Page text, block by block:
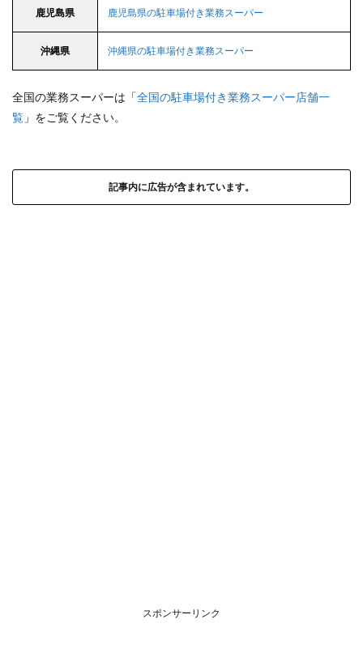
鹿児島県 鹿児島県の駐車場付き業務スーパー
沖縄県 沖縄県の駐車場付き業務スーパー
全国の業務スーパーは「全国の駐車場付き業務スーパー店舗一
覧 」をご覧ください。
記事内に広告が含まれています。
スポンサーリンク